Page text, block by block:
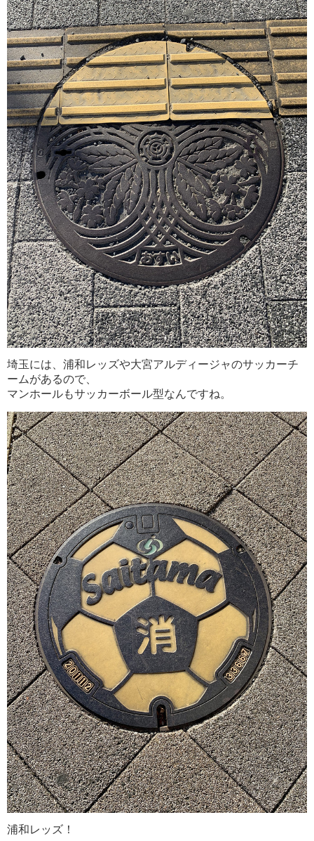
埼玉には、浦和レッズや大宮アルディージャのサッカーチ
ームがあるので、
マンホールもサッカーボール型なんですね。
浦和レッズ！